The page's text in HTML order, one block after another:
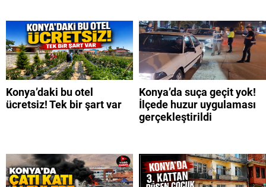
Konya’daki bu otel
ücretsiz! Tek bir şart var
Konya’da suça geçit yok!
İlçede huzur uygulaması
gerçekleştirildi